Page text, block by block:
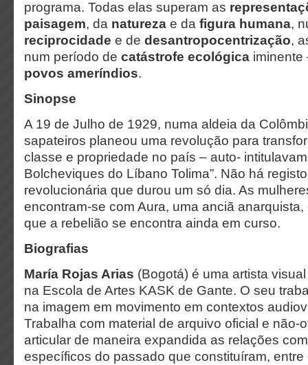
programa. Todas elas superam as
paisagem, da natureza e da figura humana,
reciprocidade e de desantropocentrização,
num período de catástrofe ecológica
povos ameríndios.
Sinopse
A 19 de Julho de 1929, numa aldeia da
sapateiros planeou uma revolução para
classe e propriedade no país – auto-
Bolcheviques do Líbano Tolima”. Não há
revolucionária que durou um só dia. As
encontram-se com Aura, uma anciã
que a rebelião se encontra ainda em curso.
Biografias
María Rojas Arias (Bogotá) é uma artista
na Escola de Artes KASK de Gante. O seu
na imagem em movimento em contextos
Trabalha com material de arquivo oficial e não-
articular de maneira expandida as relações
específicos do passado que constituíram,